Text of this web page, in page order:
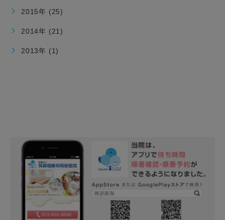
2015年 (25)
2014年 (21)
2013年 (1)